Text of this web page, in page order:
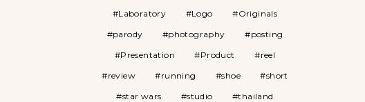
Laboratory
Logo
Originals
parody
photography
posting
Presentation
Product
reel
review
running shoe
short
star wars
studio
thailand